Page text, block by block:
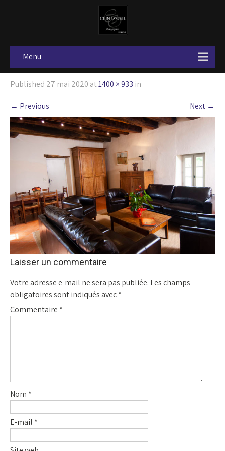
Menu
Published 27 mai 2020 at1400 × 933 in
← Previous Next →
Laisser un commentaire
Votre adresse e-mail ne sera pas publiée. Les champs
obligatoires sont indiqués avec*
Commentaire *
Nom *
E-mail *